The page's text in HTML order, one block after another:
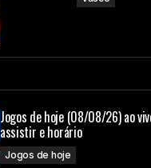
Jogos de hoje (08/08/26) ao
assistir e horário
Jogos de hoje